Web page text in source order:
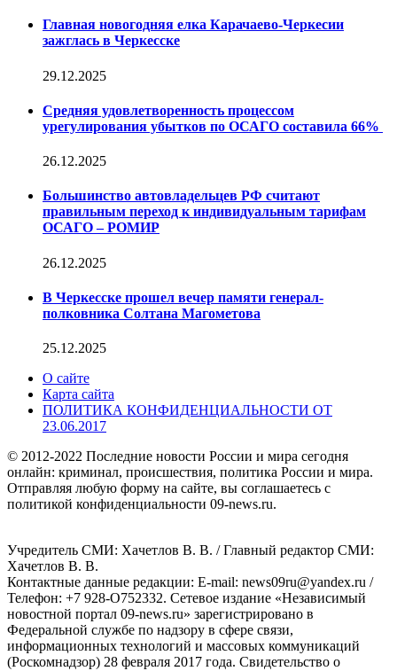
Главная новогодняя елка Карачаево-Черкесии
зажглась в Черкесске
29.12.2025
Средняя удовлетворенность процессом
урегулирования убытков по ОСАГО составила 66%
26.12.2025
Большинство автовладельцев РФ считают
правильным переход к индивидуальным тарифам
ОСАГО – РОМИР
26.12.2025
В Черкесске прошел вечер памяти генерал-
полковника Солтана Магометова
25.12.2025
О сайте
Карта сайта
ПОЛИТИКА КОНФИДЕНЦИАЛЬНОСТИ ОТ
23.06.2017
© 2012-2022 Последние новости России и мира сегодня
онлайн: криминал, происшествия, политика России и мира.
Отправляя любую форму на сайте, вы соглашаетесь с
политикой конфиденциальности 09-news.ru.
Учредитель СМИ: Хaчeтлoв B. B. / Главный редактор СМИ:
Хaчeтлoв B. B.
Контактные данные редакции: E-mail: news09ru@yandex.ru /
Телефон: +7 928-O752332. Сетевое издание «Независимый
новостной портал 09-news.ru» зарегистрировано в
Федеральной службе по надзору в сфере связи,
информационных технологий и массовых коммуникаций
(Роскомнадзор) 28 февраля 2017 года. Свидетельство о